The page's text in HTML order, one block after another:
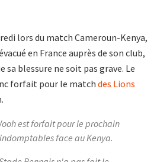
lors du match Cameroun-Kenya,
en France auprès de son club,
sa blessure ne soit pas grave. Le
forfait pour le match des Lions
est forfait pour le prochain
face au Kenya.